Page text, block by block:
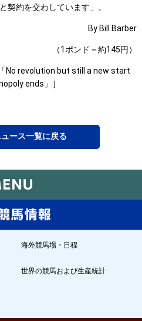
契約を交わしています」。
By Bill Barber
（1ポンド＝約145円）
No revolution but still a new start
ends」］
ース一覧に戻る
海外競馬場・日程
世界の競馬および生産統計